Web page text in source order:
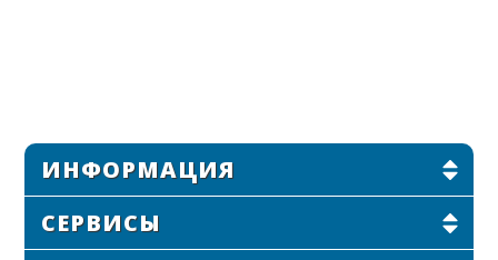
ИНФОРМАЦИЯ
СЕРВИСЫ